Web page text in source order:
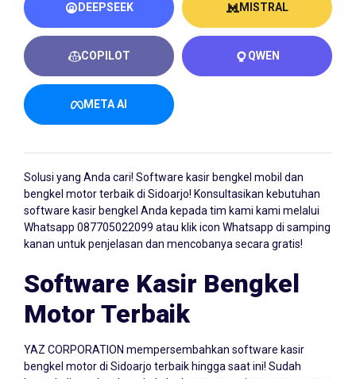
DEEPSEEK MISTRAL
COPILOT QWEN
META AI
Solusi yang Anda cari! Software kasir bengkel mobil dan
bengkel motor terbaik di Sidoarjo! Konsultasikan kebutuhan
software kasir bengkel Anda kepada tim kami kami melalui
Whatsapp 087705022099 atau klik icon Whatsapp di samping
kanan untuk penjelasan dan mencobanya secara gratis!
Software Kasir Bengkel
Motor Terbaik
YAZ CORPORATION mempersembahkan software kasir
bengkel motor di Sidoarjo terbaik hingga saat ini! Sudah